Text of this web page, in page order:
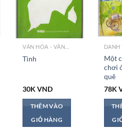
Tình
30KVND
THÊM VÀO
GIỎ HÀNG
DANH
Một
chơi
quê
78K